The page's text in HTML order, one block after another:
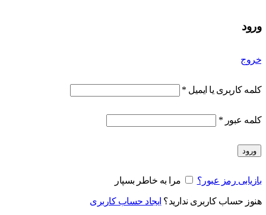
ورود
خروج
کلمه کاربری یا ایمیل *
کلمه عبور *
ورود
بازیابی رمز عبور؟ مرا به خاطر بسپار
هنوز حساب کاربری ندارید؟ ایجاد حساب کاربری